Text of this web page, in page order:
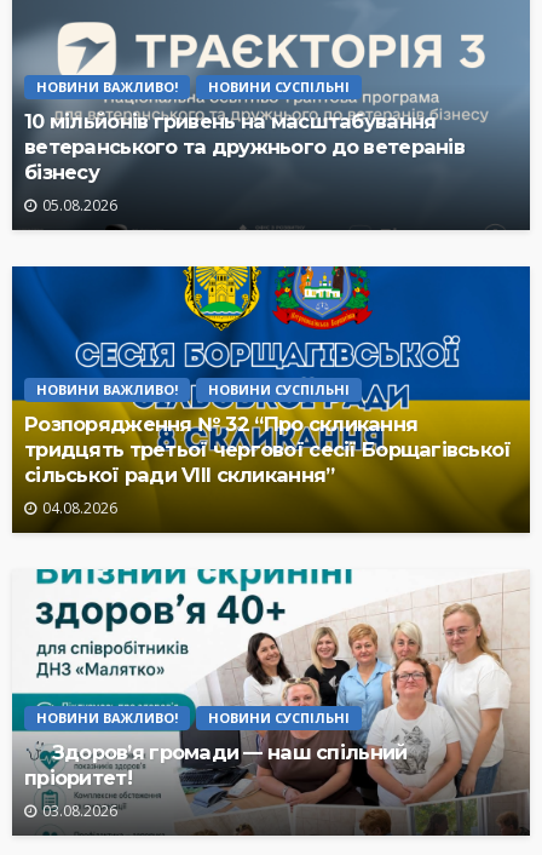
НОВИНИ ВАЖЛИВО! НОВИНИ СУСПІЛЬНІ
10 мільйонів гривень на масштабування
ветеранського та дружнього до ветеранів
бізнесу
05.08.2026
НОВИНИ ВАЖЛИВО! НОВИНИ СУСПІЛЬНІ
Розпорядження № 32 “Про скликання
тридцять третьої чергової сесії Борщагівської
сільської ради VIII скликання”
04.08.2026
НОВИНИ ВАЖЛИВО! НОВИНИ СУСПІЛЬНІ
Здоров’я громади — наш спільний
пріоритет!
03.08.2026